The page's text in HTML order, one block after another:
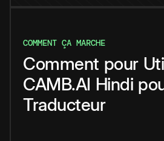
COMMENT ÇA MARCHE
Comment pour
CAMB.AI Hindi
Traducteur